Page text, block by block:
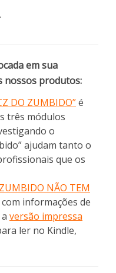
em sua
nossos produtos:
DO ZUMBIDO”é
três módulos
o
ajudam tanto o
que os
NÃO TEM
informações de
versão impressa
ler no Kindle,